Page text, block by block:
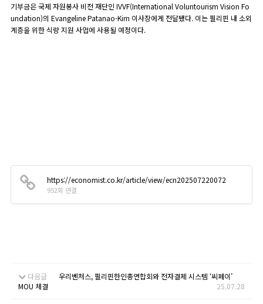
기부금은 국제 자원봉사 비전 재단인 IVVF(International Voluntourism Vision Fo
undation)의 Evangeline Patanao-Kim 이사장에게 전달됐다. 이는 필리핀 내 소외
계층을 위한 식량 지원 사업에 사용될 예정이다.
https://economist.co.kr/article/view/ecn202507220072
952회 연결
다음글
우리벤처스, 필리핀한인총연합회와 전자결제 시스템 ‘씨페이’
MOU 체결
25.07.28